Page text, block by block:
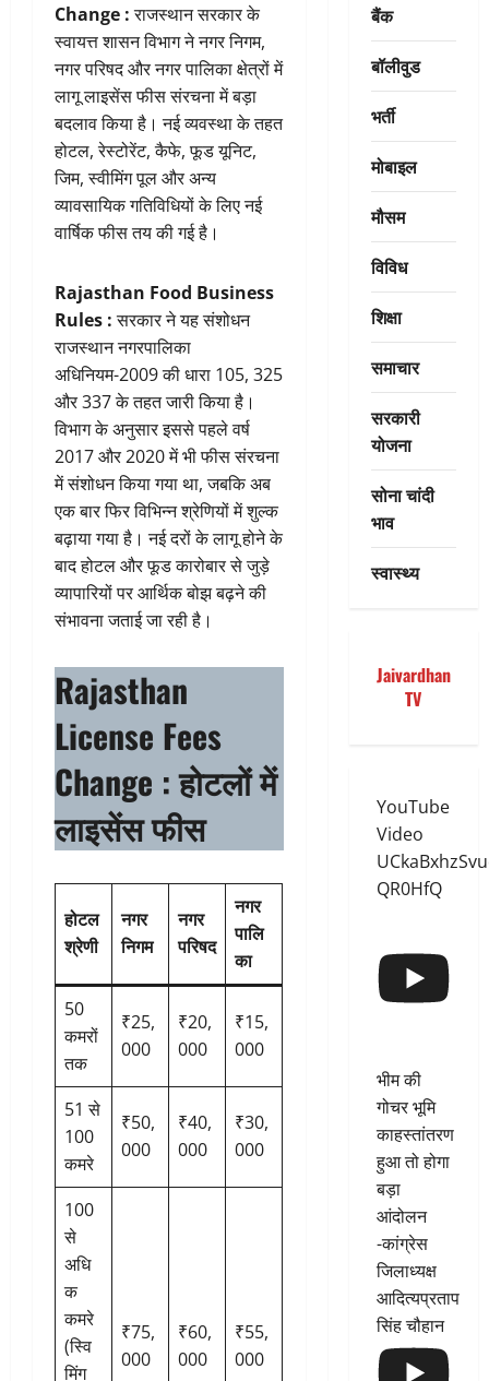
Change :राजस्थान सरकार के
स्वायत्त शासन विभाग ने नगर निगम,
नगर परिषद और नगर पालिका क्षेत्रों में
लागू लाइसेंस फीस संरचना में बड़ा
बदलाव किया है। नई व्यवस्था के तहत
होटल, रेस्टोरेंट, कैफे, फूड यूनिट,
जिम, स्वीमिंग पूल और अन्य
व्यावसायिक गतिविधियों के लिए नई
वार्षिक फीस तय की गई है।
Rajasthan Food Business
Rules :सरकार ने यह संशोधन
राजस्थान नगरपालिका
अधिनियम-2009 की धारा 105, 325
और 337 के तहत जारी किया है।
विभाग के अनुसार इससे पहले वर्ष
2017 और 2020 में भी फीस संरचना
में संशोधन किया गया था, जबकि अब
एक बार फिर विभिन्न श्रेणियों में शुल्क
बढ़ाया गया है। नई दरों के लागू होने के
बाद होटल और फूड कारोबार से जुड़े
व्यापारियों पर आर्थिक बोझ बढ़ने की
संभावना जताई जा रही है।
Rajasthan
License Fees
Change : होटलों में
लाइसेंस फीस
होटल
श्रेणी
नगर
निगम
नगर
परिषद
नगर
पालि
का
50
कमरों
तक
₹25,
000
₹20,
000
₹15,
000
51 से
100
कमरे
₹50,
000
₹40,
000
₹30,
000
100
से
अधि
क
कमरे
(स्वि
मिंग
₹75,
000
₹60,
000
₹55,
000
बैंक
बॉलीवुड
भर्ती
मोबाइल
मौसम
विविध
शिक्षा
समाचार
सरकारी
योजना
सोना चांदी
भाव
स्वास्थ्य
Jaivardhan
TV
YouTube
Video
QR0HfQ
भीम की
गोचर भूमि
काहस्तांतरण
हुआ तो होगा
बड़ा
आंदोलन
-कांग्रेस
जिलाध्यक्ष
आदित्यप्रताप
सिंह चौहान